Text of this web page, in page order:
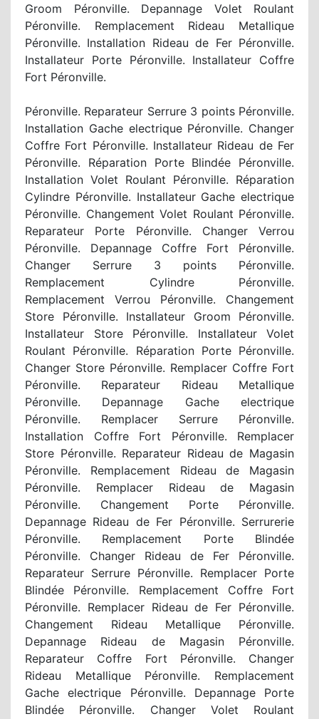
Groom Péronville. Depannage Volet Roulant
Péronville. Remplacement Rideau Metallique
Péronville. Installation Rideau de Fer Péronville.
Installateur Porte Péronville. Installateur Coffre
Fort Péronville.
Péronville. Reparateur Serrure 3 points Péronville.
Installation Gache electrique Péronville. Changer
Coffre Fort Péronville. Installateur Rideau de Fer
Péronville. Réparation Porte Blindée Péronville.
Installation Volet Roulant Péronville. Réparation
Cylindre Péronville. Installateur Gache electrique
Péronville. Changement Volet Roulant Péronville.
Reparateur Porte Péronville. Changer Verrou
Péronville. Depannage Coffre Fort Péronville.
Changer Serrure 3 points Péronville.
Remplacement Cylindre Péronville.
Remplacement Verrou Péronville. Changement
Store Péronville. Installateur Groom Péronville.
Installateur Store Péronville. Installateur Volet
Roulant Péronville. Réparation Porte Péronville.
Changer Store Péronville. Remplacer Coffre Fort
Péronville. Reparateur Rideau Metallique
Péronville. Depannage Gache electrique
Péronville. Remplacer Serrure Péronville.
Installation Coffre Fort Péronville. Remplacer
Store Péronville. Reparateur Rideau de Magasin
Péronville. Remplacement Rideau de Magasin
Péronville. Remplacer Rideau de Magasin
Péronville. Changement Porte Péronville.
Depannage Rideau de Fer Péronville. Serrurerie
Péronville. Remplacement Porte Blindée
Péronville. Changer Rideau de Fer Péronville.
Reparateur Serrure Péronville. Remplacer Porte
Blindée Péronville. Remplacement Coffre Fort
Péronville. Remplacer Rideau de Fer Péronville.
Changement Rideau Metallique Péronville.
Depannage Rideau de Magasin Péronville.
Reparateur Coffre Fort Péronville. Changer
Rideau Metallique Péronville. Remplacement
Gache electrique Péronville. Depannage Porte
Blindée Péronville. Changer Volet Roulant